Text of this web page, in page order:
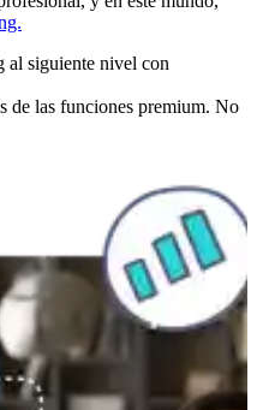
al siguiente nivel con
de las funciones premium. No